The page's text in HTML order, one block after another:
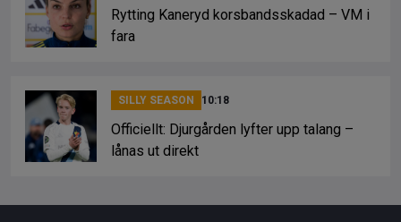
Rytting Kaneryd korsbandsskadad – VM i
fara
SILLY SEASON 10:18
Officiellt: Djurgården lyfter upp talang –
lånas ut direkt